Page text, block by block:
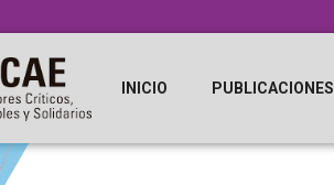
INICIO PUBLICACIONES